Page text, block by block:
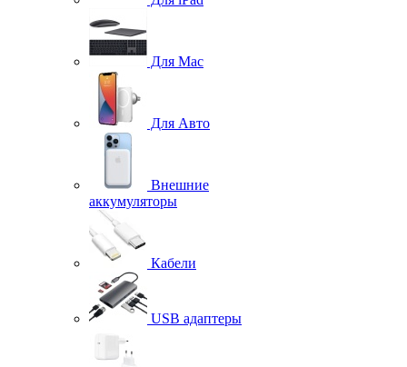
Для Mac
Для Авто
Внешние
аккумуляторы
Кабели
USB адаптеры